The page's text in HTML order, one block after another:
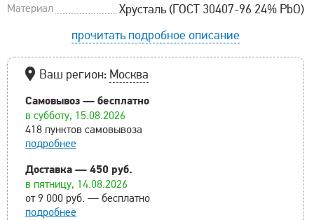
Материал
Хрусталь (ГОСТ 30407-96 24% PbO)
прочитать подробное описание
Ваш регион: Москва
Самовывоз — бесплатно
в субботу, 15.08.2026
418 пунктов самовывоза
подробнее
Доставка — 450 руб.
в пятницу, 14.08.2026
от 9 000 руб. — бесплатно
подробнее